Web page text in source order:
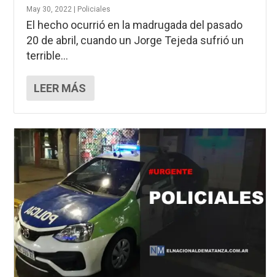
May 30, 2022 Policiales
El hecho ocurrió en la madrugada del pasado
20 de abril, cuando un Jorge Tejeda sufrió un
terrible...
LEER MÁS